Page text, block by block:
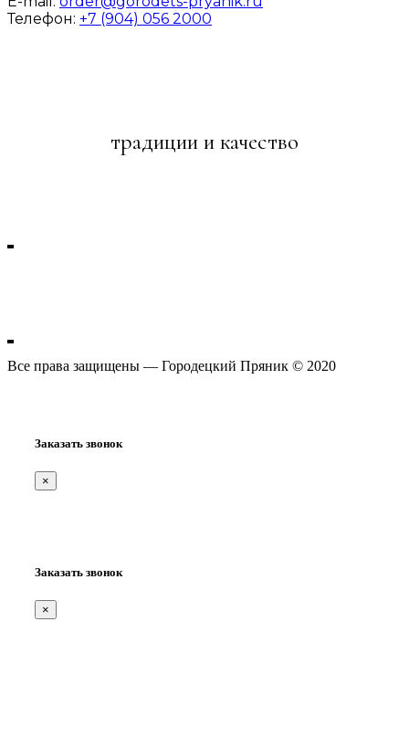
Телефон: +7 (904) 056 2000
традиции и качество
Все права защищены — Городецкий Пряник © 2020
Заказать звонок
×
Заказать звонок
×